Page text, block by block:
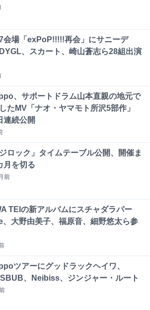
会場「exPoP!!!!!再会」にサニーデ
、スカート、崎山蒼志ら28組出演
、サポートドラム山本直親の地元で
たMV「ナオ・ヤマモト所沢5部作」
連続公開
ジロック」タイムテーブル公開、開催ま
月を切る
前
TEIの新アルバムにスチャダラパー
、大野由美子、福原音、細野悠太ら参
ツアーにグッドラックヘイワ、
、Neibiss、ジンジャー・ルート